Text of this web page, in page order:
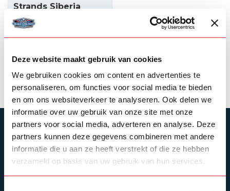
Deze website maakt gebruik van cookies
We gebruiken cookies om content en advertenties te
personaliseren, om functies voor social media te bieden
en om ons websiteverkeer te analyseren. Ook delen we
informatie over uw gebruik van onze site met onze
partners voor social media, adverteren en analyse. Deze
partners kunnen deze gegevens combineren met andere
informatie die u aan ze heeft verstrekt of die ze hebben
verzameld op basis van uw gebruik van hun services.
Strands Siberia
Night Ranger driving
light 9 inch spot
View product
SUBSCRIBE TO OUR NEWSLETTER
Stay up to date with our latest offers